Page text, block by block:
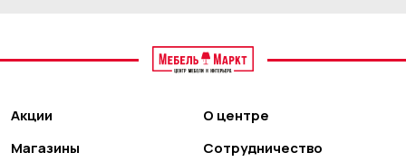
Акции
Магазины
О центре
Сотрудничество